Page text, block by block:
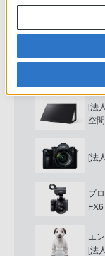
業
[法
[法
空
[法
プ
エ
[法